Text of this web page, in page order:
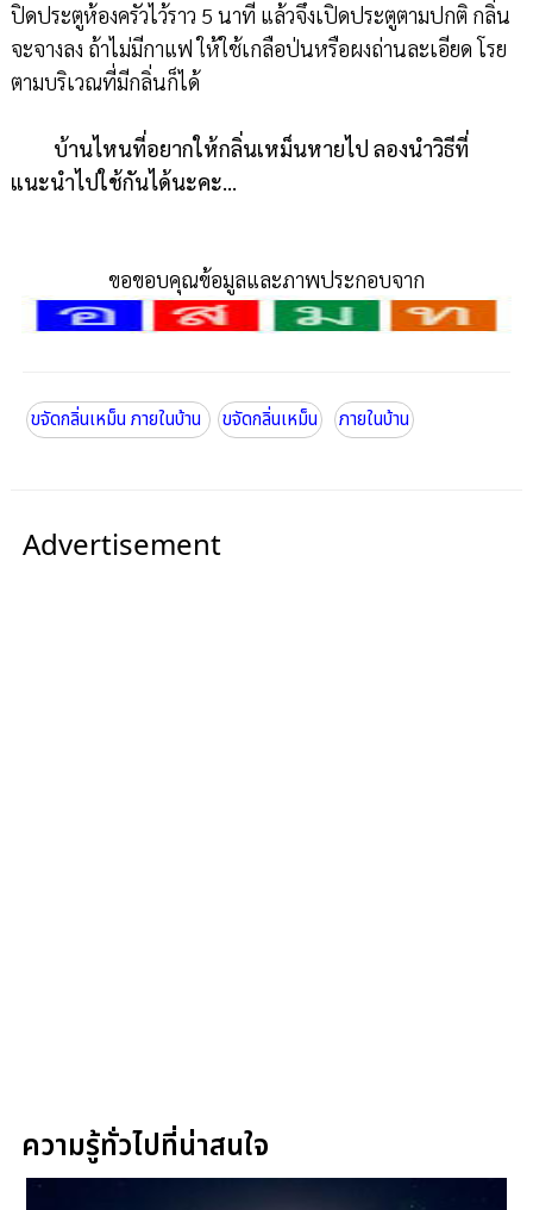
ปิดประตูห้องครัวไว้ราว 5 นาที แล้วจึงเปิดประตูตามปกติ กลิ่น
จะจางลง ถ้าไม่มีกาแฟ ให้ใช้เกลือป่นหรือผงถ่านละเอียด โรย
ตามบริเวณที่มีกลิ่นก็ได้
บ้านไหนที่อยากให้กลิ่นเหม็นหายไป ลองนำวิธีที่
แนะนำไปใช้กันได้นะคะ...
ขอขอบคุณข้อมูลและภาพประกอบจาก
ขจัดกลิ่นเหม็น ภายในบ้าน ขจัดกลิ่นเหม็น ภายในบ้าน
Advertisement
ความรู้ทั่วไปที่น่าสนใจ